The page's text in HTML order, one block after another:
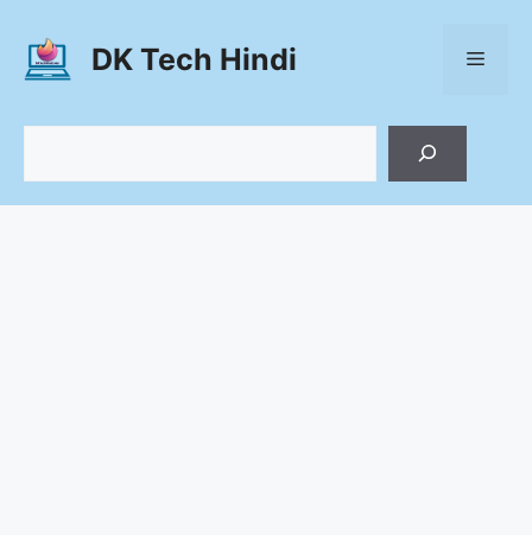
content
DK Tech Hindi Menu